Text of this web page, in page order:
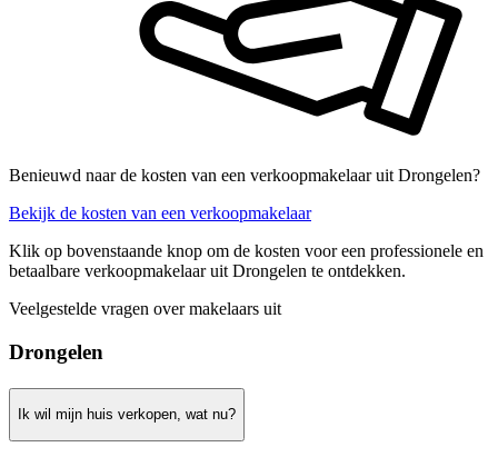
Benieuwd naar de kosten van een verkoopmakelaar uit Drongelen?
Bekijk de kosten van een verkoopmakelaar
Klik op bovenstaande knop om de kosten voor een professionele en
betaalbare verkoopmakelaar uit Drongelen te ontdekken.
Veelgestelde vragen over makelaars uit
Drongelen
Ik wil mijn huis verkopen, wat nu?